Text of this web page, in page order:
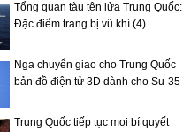
Tổng quan tàu tên lửa Trung Quốc:
Đặc điểm trang bị vũ khí (4)
Nga chuyển giao cho Trung Quốc
bản đồ điện tử 3D dành cho Su-35
Trung Quốc tiếp tục moi bí quyết